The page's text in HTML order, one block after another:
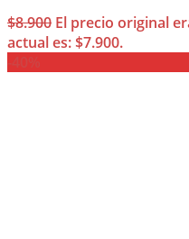
$8.900 El precio original
actual es: $7.900.